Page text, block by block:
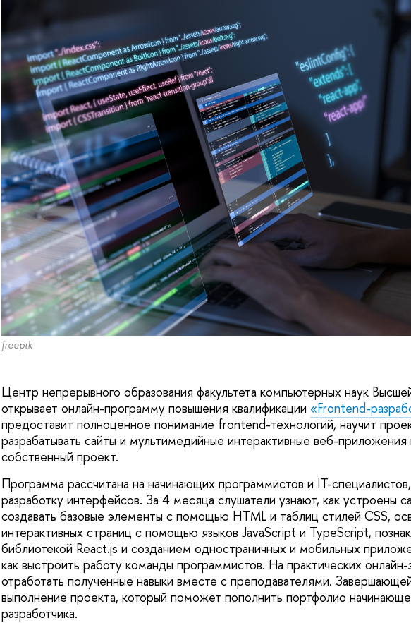
freepik
Центр непрерывного образования факультета компьютерных наук
открывает онлайн-программу повышения квалификации «Frontend-
предоставит полноценное понимание frontend-технологий, научит
разрабатывать сайты и мультимедийные интерактивные веб-
собственный проект.
Программа рассчитана на начинающих программистов и IT-
разработку интерфейсов. За 4 месяца слушатели узнают, как устроены
создавать базовые элементы с помощью HTML и таблиц стилей CSS,
интерактивных страниц с помощью языков JavaScript и TypeScript,
библиотекой React.js и созданием одностраничных и мобильных
как выстроить работу команды программистов. На практических
отработать полученные навыки вместе с преподавателями.
выполнение проекта, который поможет пополнить портфолио
разработчика.